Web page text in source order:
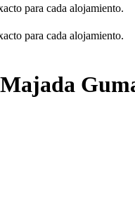
para cada alojamiento.
para cada alojamiento.